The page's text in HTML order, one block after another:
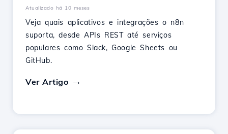
Atualizado há 10 meses
Veja quais aplicativos e integrações o n8n
suporta, desde APIs REST até serviços
populares como Slack, Google Sheets ou
GitHub.
Ver Artigo